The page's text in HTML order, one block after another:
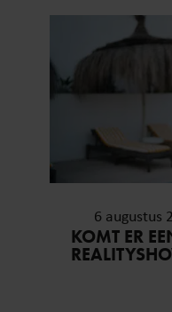
6 augustus
KOMT ER